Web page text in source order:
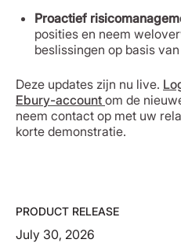
Proactief
posities en neem
beslissingen op basis
Deze updates zijn nu live.
Ebury-account om de
neem contact op met uw
korte demonstratie.
PRODUCT RELEASE
July 30, 2026